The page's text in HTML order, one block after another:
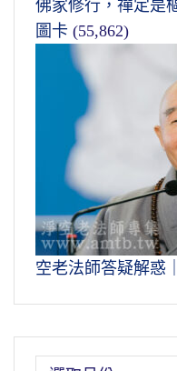
佛家修行，禪定是
圖卡 (55,862)
空老法師答疑解惑